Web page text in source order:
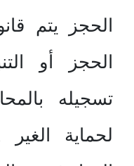
الحجز يتم
الحجز أو
تسجيله
لحماية